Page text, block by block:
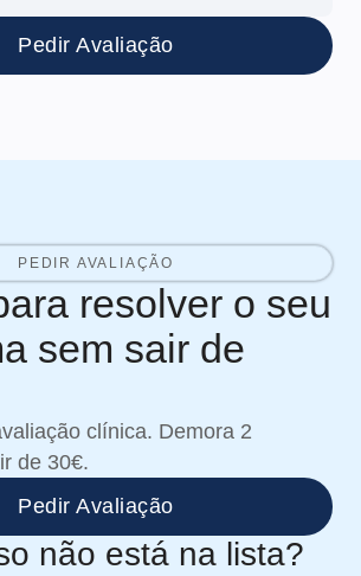
Pedir Avaliação
PEDIR AVALIAÇÃO
resolver o seu
sem sair de
clínica. Demora 2
de 30€.
Pedir Avaliação
não está na lista?